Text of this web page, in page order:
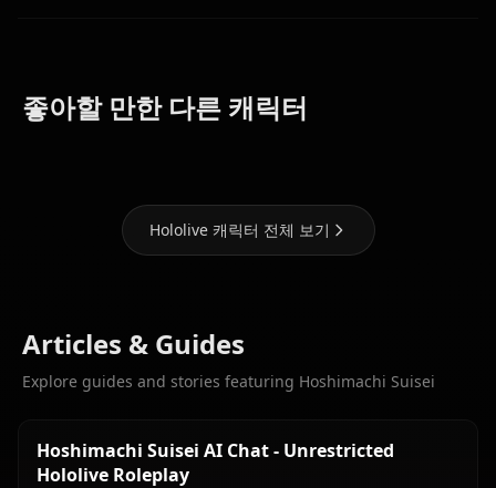
좋아할 만한 다른 캐릭터
Houshou
Shirakami
Hololive 캐릭터 전체 보기
Articles & Guides
Explore guides and stories featuring Hoshimachi Suisei
Hoshimachi Suisei AI Chat - Unrestricted
Hololive Roleplay